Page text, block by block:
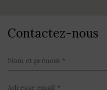
Contactez-nous